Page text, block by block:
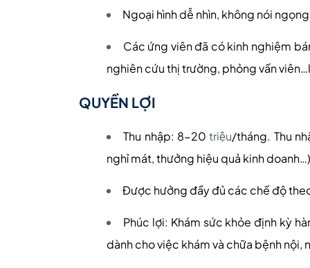
Ngoại hình dễ nhìn, không nói
Các ứng viên đã có kinh nghiệm
nghiên cứu thị trường, phỏng vấn
QUYỀN LỢI
Thu nhập: 8-20 triệu/tháng. Thu
nghỉ mát, thưởng hiệu quả kinh doanh…)
Được hưởng đầy đủ các chế độ
Phúc lợi: Khám sức khỏe định kỳ
dành cho việc khám và chữa bệnh nội,